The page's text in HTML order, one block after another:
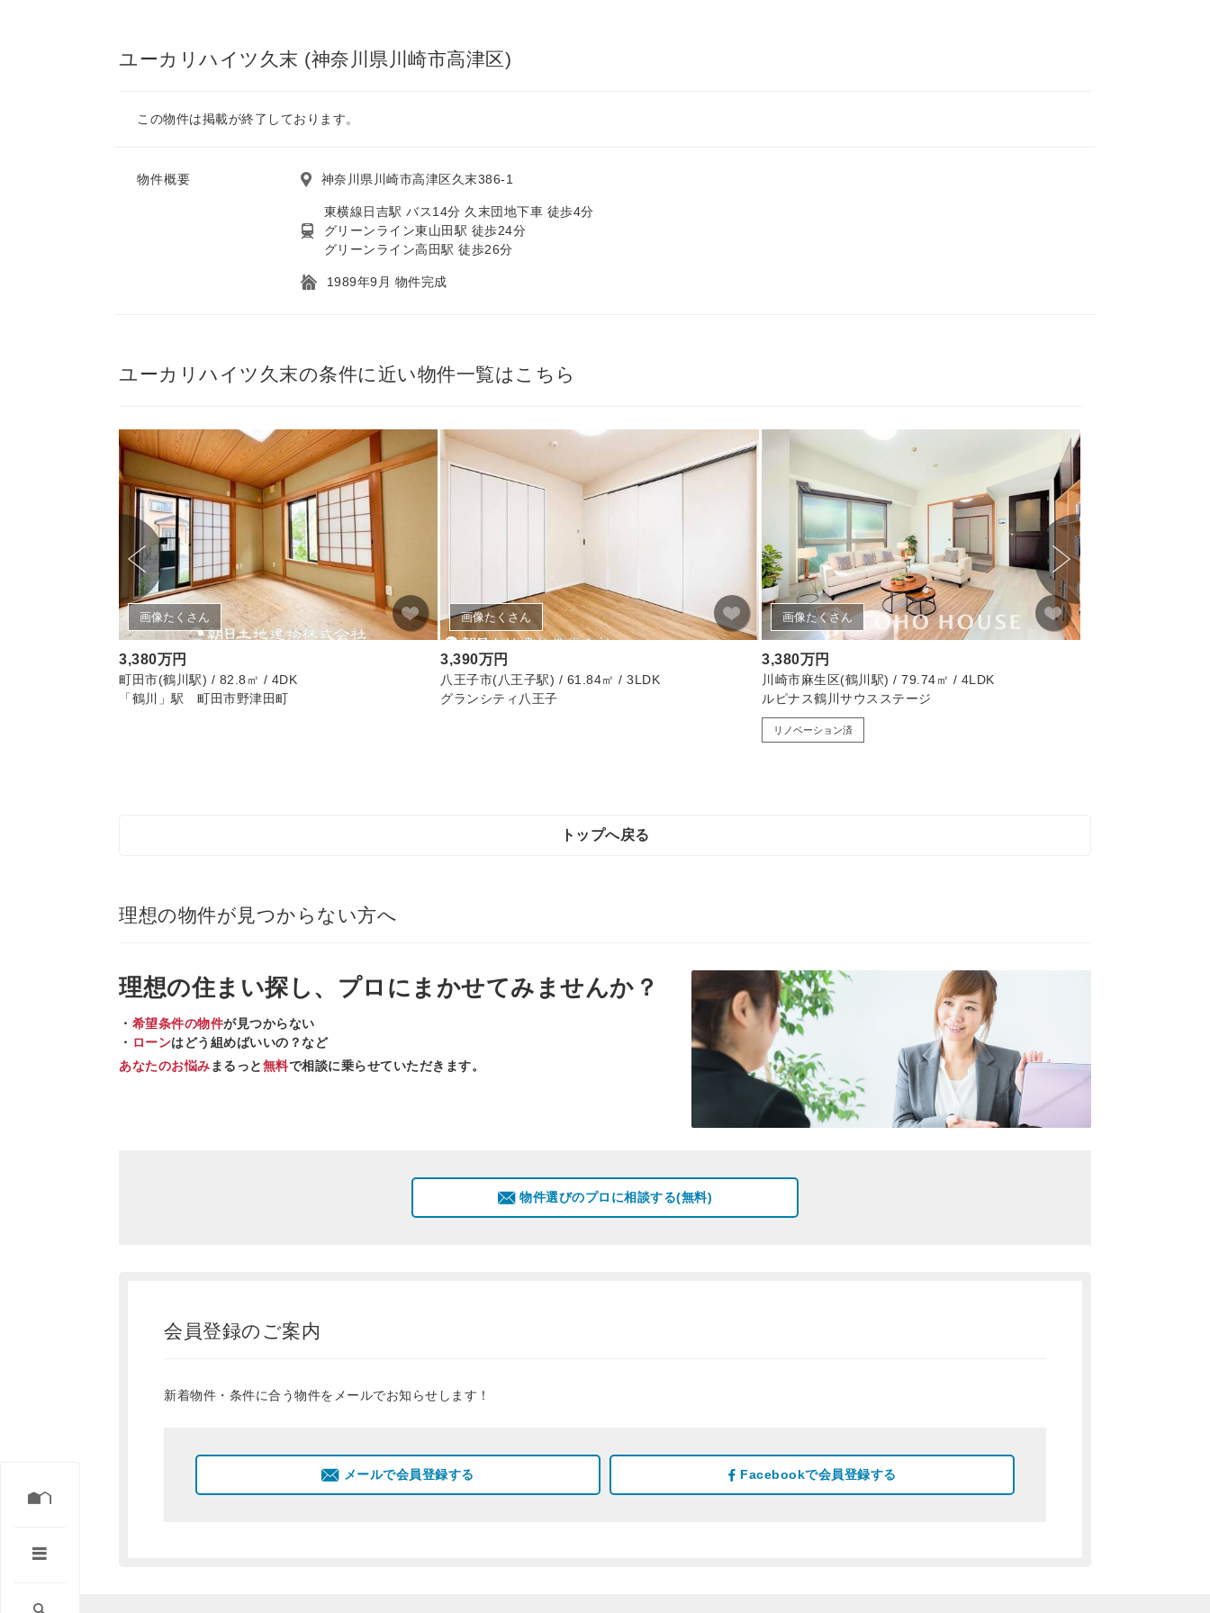
ユーカリハイツ久末 (神奈川県川崎市高津区)
この物件は掲載が終了しております。
物件概要 神奈川県川崎市高津区久末386-1
東横線日吉駅 バス14分 久末団地下車 徒歩4分
グリーンライン東山田駅 徒歩24分
グリーンライン高田駅 徒歩26分
1989年9月 物件完成
ユーカリハイツ久末の条件に近い物件一覧はこちら
画像たくさん
3,380万円
町田市(鶴川駅) / 82.8㎡ / 4DK
「鶴川」駅 町田市野津田町
画像たくさん
3,390万円
八王子市(八王子駅) / 61.84㎡ / 3LDK
グランシティ八王子
画像たくさん
3,380万円
川崎市麻生区(鶴川駅) / 79.74㎡ / 4LDK
ルピナス鶴川サウスステージ
リノベーション済
トップへ戻る
理想の物件が見つからない方へ
理想の住まい探し、 プロ にまかせてみませんか？
・ 希望条件の物件が見つからない
・ ローンはどう組めばいいの？など
あなたのお悩み まるっと無料で相談に乗らせていただきます。
物件選びのプロに相談する(無料)
会員登録のご案内
新着物件・条件に合う物件をメールでお知らせします！
メールで会員登録する Facebookで会員登録する